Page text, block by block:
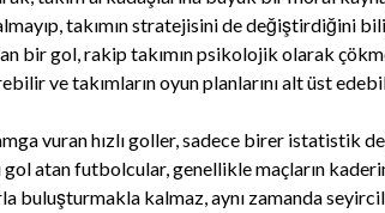
takımın stratejisini de değiştirdiğini
bir gol, rakip takımın psikolojik olarak
ve takımların oyun planlarını alt üst
vuran hızlı goller, sadece birer istatistik
gol atan futbolcular, genellikle maçların
buluşturmakla kalmaz, aynı zamanda